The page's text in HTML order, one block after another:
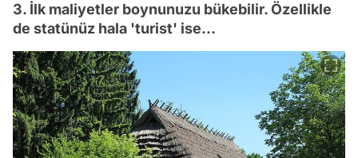
3. İlk maliyetler boynunuzu bükebilir. Özellikle
de statünüz hala 'turist' ise...